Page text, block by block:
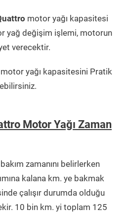
motor yağı kapasitesi
yağ değişim işlemi, motorun
verecektir.
motor yağı kapasitesini Pratik
Motor Yağı Zaman
bakım zamanını belirlerken
kalana km. ye bakmak
çalışır durumda olduğu
10 bin km. yi toplam 125